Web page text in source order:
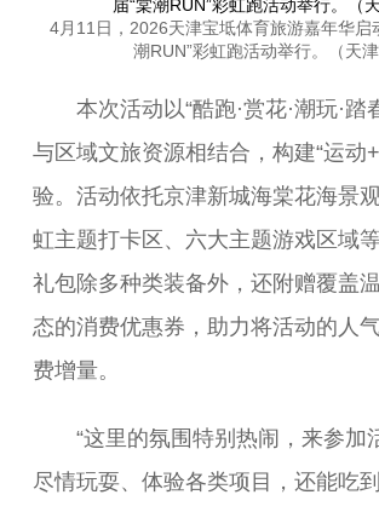
4月11日，2026天津宝坻体育旅游嘉年华启
潮RUN”彩虹跑活动举行。（天津
本次活动以“酷跑·赏花·潮玩·踏
与区域文旅资源相结合，构建“运动
验。活动依托京津新城海棠花海景
虹主题打卡区、六大主题游戏区域
礼包除多种类装备外，还附赠覆盖
态的消费优惠券，助力将活动的人
费增量。
“这里的氛围特别热闹，来参加
尽情玩耍、体验各类项目，还能吃